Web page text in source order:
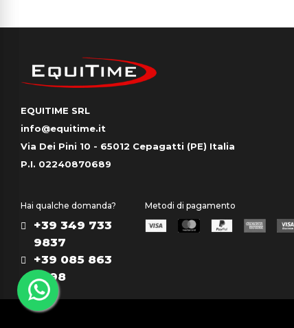
EQUITIME SRL
info@equitime.it
Via Dei Pini 10 - 65012 Cepagatti (PE) Italia
P.I. 02240870689
Hai qualche domanda?
+39 349 733
9837
+39 085 863
0298
Metodi di pagamento